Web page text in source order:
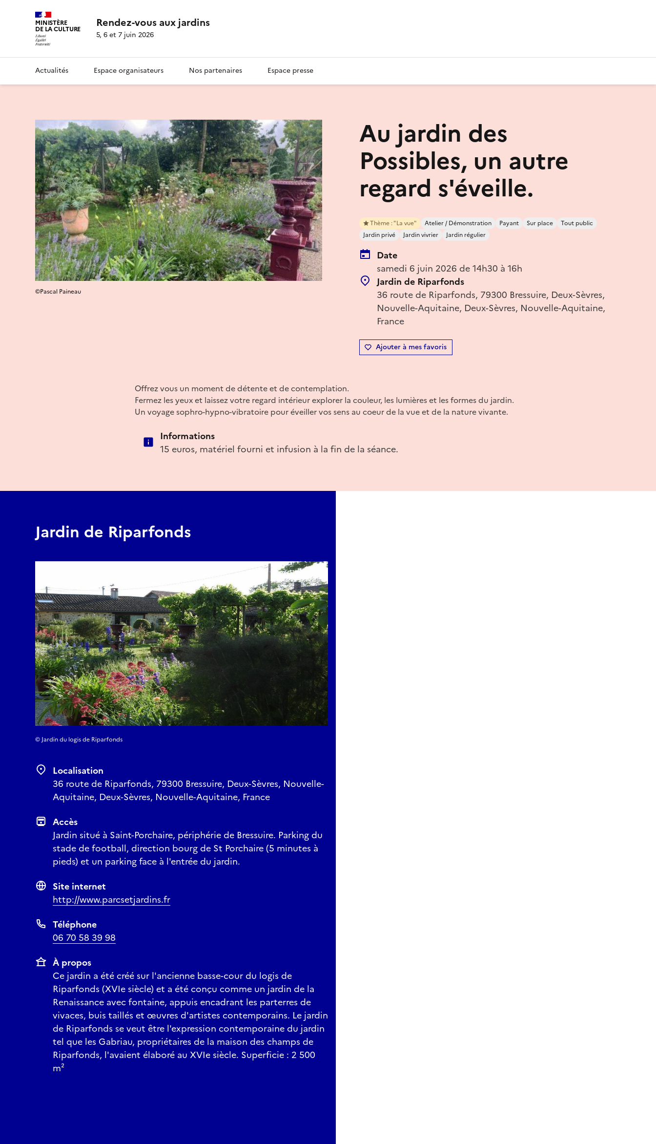
MINISTÈRE
DE LA CULTURE Rendez-vous aux jardins
5, 6 et 7 juin 2026
Actualités Espace organisateurs Nos partenaires Espace presse
Au jardin des
Possibles, un autre
regard s'éveille.
Thème : "La vue" Atelier / Démonstration Payant Sur place
Tout public
Jardin privé
Jardin vivrier Jardin régulier
Date
samedi 6 juin 2026 de 14h30 à 16h
Jardin de Riparfonds
36 route de Riparfonds, 79300 Bressuire, Deux-Sèvres,
Nouvelle-Aquitaine, Deux-Sèvres, Nouvelle-Aquitaine,
France
Ajouter à mes favoris
©Pascal Paineau
Offrez vous un moment de détente et de contemplation.
Fermez les yeux et laissez votre regard intérieur explorer la couleur, les lumières et les formes du jardin.
Un voyage sophro-hypno-vibratoire pour éveiller vos sens au coeur de la vue et de la nature vivante.
Informations
15 euros, matériel fourni et infusion à la fin de la séance.
Jardin de Riparfonds
© Jardin du logis de Riparfonds
Localisation
36 route de Riparfonds, 79300 Bressuire, Deux-Sèvres, Nouvelle-
Aquitaine, Deux-Sèvres, Nouvelle-Aquitaine, France
Accès
Jardin situé à Saint-Porchaire, périphérie de Bressuire. Parking du
stade de football, direction bourg de St Porchaire (5 minutes à
pieds) et un parking face à l'entrée du jardin.
Site internet
http://www.parcsetjardins.fr
Téléphone
06 70 58 39 98
À propos
Ce jardin a été créé sur l'ancienne basse-cour du logis de
Riparfonds (XVIe siècle) et a été conçu comme un jardin de la
Renaissance avec fontaine, appuis encadrant les parterres de
vivaces, buis taillés et œuvres d'artistes contemporains. Le jardin
de Riparfonds se veut être l'expression contemporaine du jardin
tel que les Gabriau, propriétaires de la maison des champs de
Riparfonds, l'avaient élaboré au XVIe siècle. Superficie : 2 500
m²